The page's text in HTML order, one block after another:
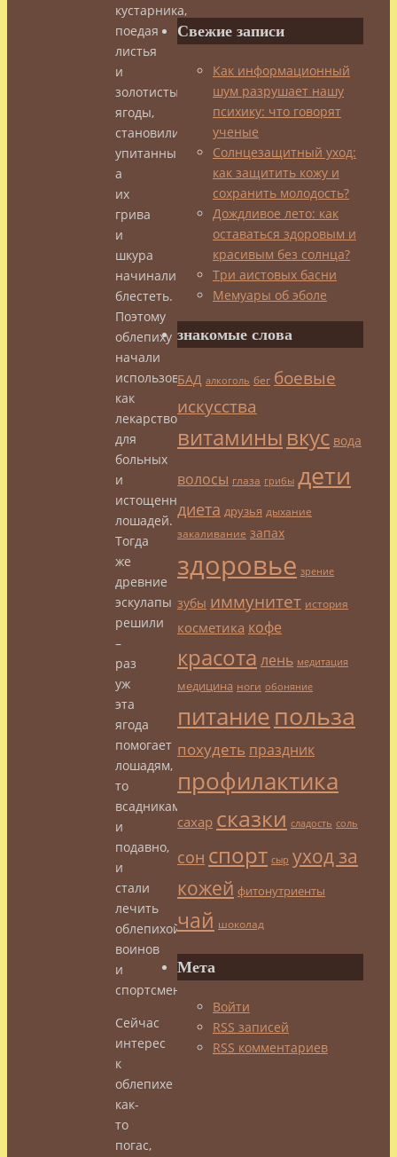
кустарника,
поедая
листья
и
золотистые
ягоды,
становились
упитанными,
а
их
грива
и
шкура
начинали
блестеть.
Поэтому
облепиху
начали
использовать
как
лекарство
для
больных
и
истощенных
лошадей.
Тогда
же
древние
эскулапы
решили
–
раз
уж
эта
ягода
помогает
лошадям,
то
всадникам
и
подавно,
и
стали
лечить
облепихой
воинов
и
спортсменов.
Сейчас
интерес
к
облепихе
как-
то
погас,
Свежие записи
Как информационный
шум разрушает нашу
психику: что говорят
ученые
Солнцезащитный уход:
как защитить кожу и
сохранить молодость?
Дождливое лето: как
оставаться здоровым и
красивым без солнца?
Три аистовых басни
Мемуары об эболе
знакомые слова
БАД алкоголь бег боевые
искусства
витамины вкус вода
волосы глаза грибы дети
диета друзья дыхание
закаливание запах
здоровье зрение
зубы иммунитет история
косметика кофе
красота лень медитация
медицина ноги обоняние
питание польза
похудеть праздник
профилактика
сахар сказки сладость соль
сон спорт сыр уход за
кожей фитонутриенты
чай шоколад
Мета
Войти
RSS записей
RSS комментариев